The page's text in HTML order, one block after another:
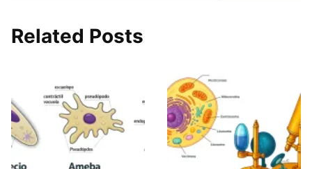
Related Posts